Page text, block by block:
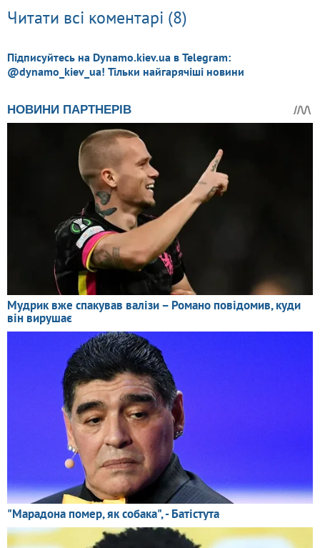
Читати всі коментарі (8)
Підписуйтесь на Dynamo.kiev.ua в Telegram:
@dynamo_kiev_ua! Тільки найгарячіші новини